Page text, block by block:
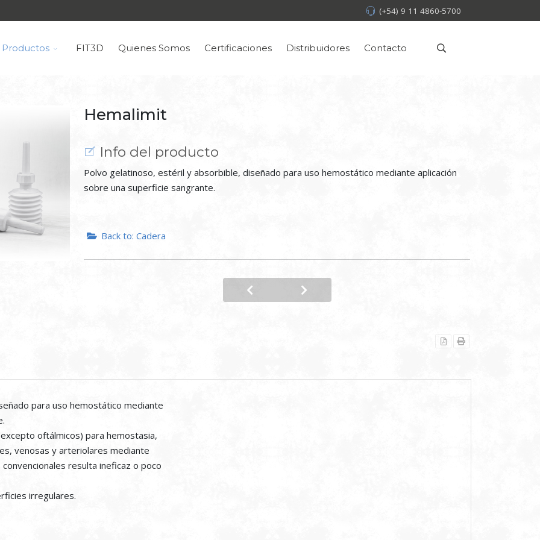
(+54) 9 11 4860-5700
Productos FIT3D Quienes Somos Certificaciones Distribuidores Contacto
Hemalimit
Info del producto
Polvo gelatinoso, estéril y absorbible, diseñado para uso hemostático mediante aplicación
sobre una superficie sangrante.
Back to: Cadera
para uso hemostático mediante
oftálmicos) para hemostasia,
venosas y arteriolares mediante
resulta ineficaz o poco
irregulares.